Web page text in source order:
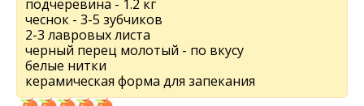
подчеревина - 1.2 кг
чеснок - 3-5 зубчиков
2-3 лавровых листа
черный перец молотый - по вкусу
белые нитки
керамическая форма для запекания